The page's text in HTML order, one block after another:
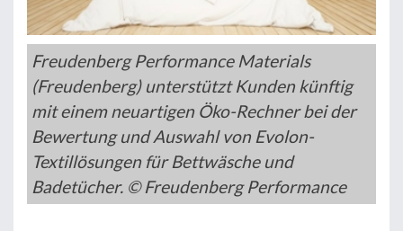
Freudenberg Performance Materials
(Freudenberg) unterstützt Kunden künftig
mit einem neuartigen Öko-Rechner bei der
Bewertung und Auswahl von Evolon-
Textillösungen für Bettwäsche und
Badetücher. © Freudenberg Performance